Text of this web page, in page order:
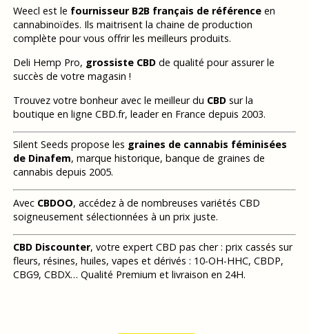
Weecl est le fournisseur B2B français de référenceen
cannabinoïdes. Ils maitrisent la chaine de production
complète pour vous offrir les meilleurs produits.
Deli Hemp Pro, grossiste CBDde qualité pour assurer le
succès de votre magasin !
Trouvez votre bonheur avec le meilleur du CBDsur la
boutique en ligne CBD.fr, leader en France depuis 2003.
Silent Seeds propose les graines de cannabis féminisées
de Dinafem, marque historique, banque de graines de
cannabis depuis 2005.
Avec CBDOO, accédez à de nombreuses variétés CBD
soigneusement sélectionnées à un prix juste.
CBD Discounter, votre expert CBD pas cher : prix cassés sur
fleurs, résines, huiles, vapes et dérivés : 10-OH-HHC, CBDP,
CBG9, CBDX… Qualité Premium et livraison en 24H.